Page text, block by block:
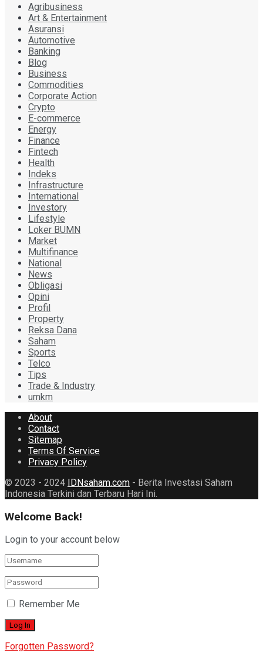
Agribusiness
Art & Entertainment
Asuransi
Automotive
Banking
Blog
Business
Commodities
Corporate Action
Crypto
E-commerce
Energy
Finance
Fintech
Health
Indeks
Infrastructure
International
Investory
Lifestyle
Loker BUMN
Market
Multifinance
National
News
Obligasi
Opini
Profil
Property
Reksa Dana
Saham
Sports
Telco
Tips
Trade & Industry
umkm
About
Contact
Sitemap
Terms Of Service
Privacy Policy
© 2023 - 2024 IDNsaham.com - Berita Investasi Saham
Indonesia Terkini dan Terbaru Hari Ini.
Welcome Back!
Login to your account below
Remember Me
Forgotten Password?